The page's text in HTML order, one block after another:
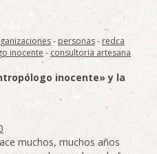
- personas- redca
inocente - consultoria artesana
inocente» y la
muchos, muchos años